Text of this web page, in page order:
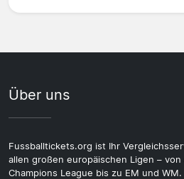
Über uns
Fussballtickets.org ist Ihr
allen großen europäischen Ligen –
Champions League bis zu EM und WM.